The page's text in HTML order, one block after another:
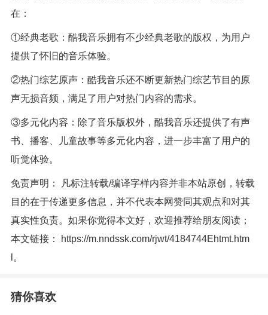
在：
①经典老歌：酷我音乐拥有不少经典老歌的版权，为用户
提供了怀旧的音乐体验。
②热门综艺原声：酷我音乐还不断更新热门综艺节目的原
声无损音频，满足了用户对热门内容的需求。
③多元化内容：除了音乐版权外，酷我音乐还提供了有声
书、播客、儿童故事等多元化内容，进一步丰富了用户的
听觉体验。
免责声明： 凡标注转载/编译字样内容并非本站原创，转载
目的在于传递更多信息，并不代表本网赞同其观点和对其
真实性负责。如果你觉得本文好，欢迎推荐给朋友阅读；
本文链接：
https://m.nndssk.com/rjwt/4184744Ehtmt.htm
。
猜你喜欢